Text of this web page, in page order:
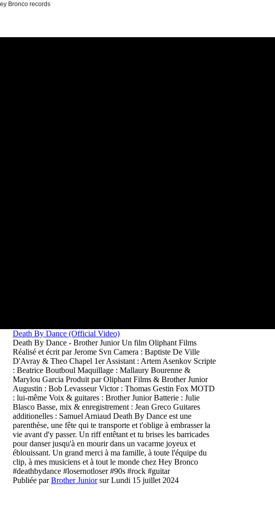
Bronco records